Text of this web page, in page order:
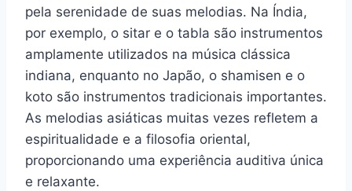
pela serenidade de suas melodias. Na Índia,
por exemplo, o sitar e o tabla são instrumentos
amplamente utilizados na música clássica
indiana, enquanto no Japão, o shamisen e o
koto são instrumentos tradicionais importantes.
As melodias asiáticas muitas vezes refletem a
espiritualidade e a filosofia oriental,
proporcionando uma experiência auditiva única
e relaxante.